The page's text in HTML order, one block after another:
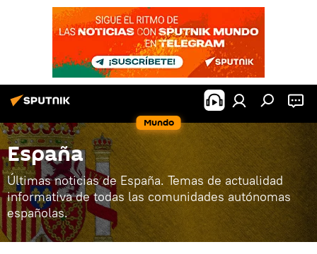
Mundo
España
Últimas noticias de España. Temas de actualidad
informativa de todas las comunidades autónomas
españolas.